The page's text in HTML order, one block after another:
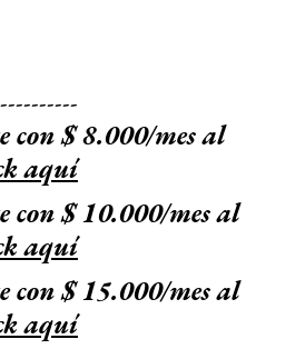
con $ 8.000/mes al
aquí
con $ 10.000/mes al
aquí
con $ 15.000/mes al
aquí